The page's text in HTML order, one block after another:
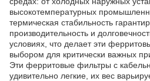
высокотемпературных
термическая стабильность
производительность и
условиях, что делает эти
выбором для критически важных
Эти ферритовые фильтры с
удивительно легкие, их вес